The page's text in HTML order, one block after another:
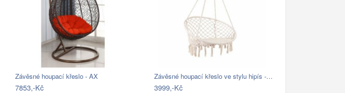
Závěsné houpací křeslo - AX
7853,-Kč
Závěsné houpací křeslo ve stylu hipís -…
3999,-Kč